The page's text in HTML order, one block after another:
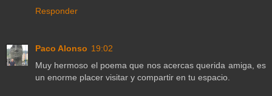
Responder
Paco Alonso 19:02
Muy hermoso el poema que nos acercas querida amiga, es
un enorme placer visitar y compartir en tu espacio.